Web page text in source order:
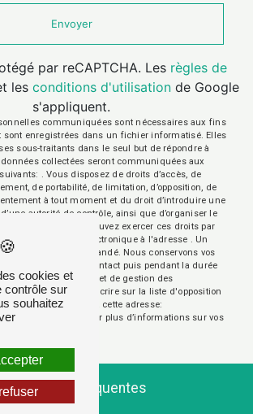
Envoyer
par reCAPTCHA. Les règles de
les conditions d'utilisation de Google
s'appliquent.
communiquées sont nécessaires aux fins
sont enregistrées dans un fichier informatisé. Elles
sous-traitants dans le seul but de répondre à
collectées seront communiquées aux
. Vous disposez de droits d’accès, de
de portabilité, de limitation, d’opposition, de
à tout moment et du droit d’introduire une
autorité de contrôle, ainsi que d’organiser le
post-mortem. Vous pouvez exercer ces droits par
ou par courrier électronique à l'adresse . Un
pourra vous être demandé. Nous conservons vos
période de prise de contact puis pendant la durée
aux fins probatoires et de gestion des
le droit de vous inscrire sur la liste d'opposition
disponible à cette adresse:
le site cnil.fr pour plus d’informations sur vos
Recherches fréquentes
cookies et
contrôle sur
souhaitez